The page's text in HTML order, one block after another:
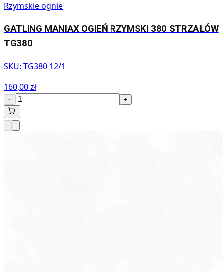
Rzymskie ognie
GATLING MANIAX OGIEŃ RZYMSKI 380 STRZAŁÓW
TG380
SKU: TG380 12/1
160,00 zł
− +